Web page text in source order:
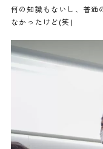
何の知識もないし、普通
なかったけど(笑)